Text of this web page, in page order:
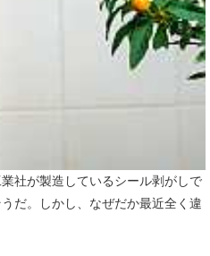
社が製造しているシール剥がしで
だ。しかし、なぜだか最近全く違